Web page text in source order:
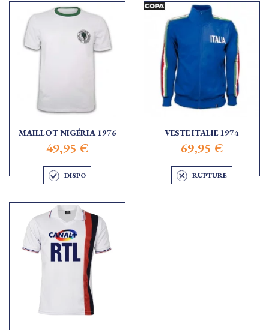
MAILLOT NIGÉRIA 1976
49,95 €
DISPO
VESTE ITALIE 1974
69,95 €
RUPTURE